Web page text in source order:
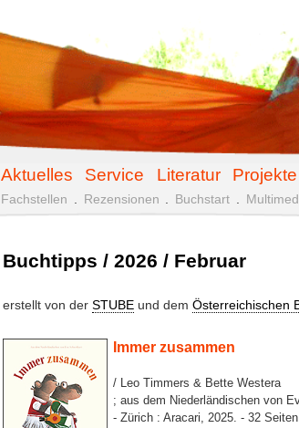
Aktuelles Service Literatur Projekte
Fachstellen Rezensionen Buchstart
Buchtipps / 2026 / Februar
erstellt von derSTUBE und demÖsterreichischen
Immer zusammen
/ Leo Timmers & Bette Westera
; aus dem Niederländischen von
- Zürich : Aracari, 2025. - 32